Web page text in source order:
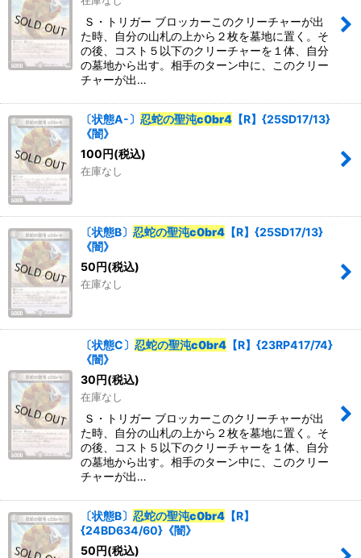
Ｓ・トリガー ブロッカーこのクリーチャーが出
た時、自分の山札の上から２枚を墓地に置く。そ
の後、コスト５以下のクリーチャーを１体、自分
の墓地から出す。相手のターン中に、このクリー
チャーが出…
〔状態A-〕 忍蛇の聖沌c0br4 【R】{25SD17/13}
《闇》
100円(税込)
在庫なし
〔状態B〕 忍蛇の聖沌c0br4 【R】{25SD17/13}
《闇》
50円(税込)
在庫なし
〔状態C〕 忍蛇の聖沌c0br4 【R】{23RP417/74}
《闇》
30円(税込)
在庫なし
Ｓ・トリガー ブロッカーこのクリーチャーが出
た時、自分の山札の上から２枚を墓地に置く。そ
の後、コスト５以下のクリーチャーを１体、自分
の墓地から出す。相手のターン中に、このクリー
チャーが出…
〔状態B〕 忍蛇の聖沌c0br4 【R】
{24BD634/60}《闇》
50円(税込)